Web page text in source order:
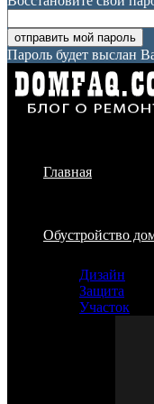
Пароль будет выслан
Главная
Обустройство
Дизайн
Защита
Участок